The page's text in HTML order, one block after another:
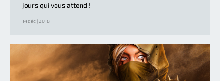
jours qui vous attend !
14 déc | 2018